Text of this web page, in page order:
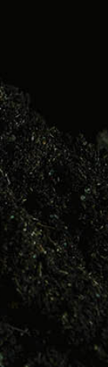
pentru toate
cuvinte pentru